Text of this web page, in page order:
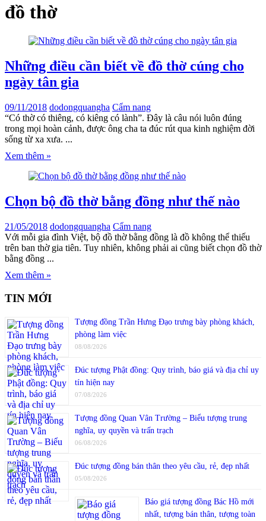
đồ thờ
Những điều cần biết về đồ thờ cúng cho
ngày tân gia
09/11/2018 dodongquangha Cẩm nang
“Có thờ có thiêng, có kiêng có lành”. Đây là câu nói luôn đúng
trong mọi hoàn cảnh, được ông cha ta đúc rút qua kinh nghiệm đời
sống từ xa xưa. ...
Xem thêm »
Chọn bộ đồ thờ bằng đồng như thế nào
21/05/2018 dodongquangha Cẩm nang
Với mỗi gia đình Việt, bộ đồ thờ bằng đồng là đồ không thể thiếu
trên ban thờ gia tiên. Tuy nhiên, không phải ai cũng biết chọn đồ thờ
bằng đồng ...
Xem thêm »
TIN MỚI
Tượng đồng Trần Hưng Đạo trưng bày phòng khách,
phòng làm việc
08/08/2026
Đúc tượng Phật đồng: Quy trình, báo giá và địa chỉ uy
tín hiện nay
07/08/2026
Tượng đồng Quan Vân Trường – Biểu tượng trung
nghĩa, uy quyền và trấn trạch
06/08/2026
Đúc tượng đồng bán thân theo yêu cầu, rẻ, đẹp nhất
05/08/2026
Báo giá tượng đồng Bác Hồ mới
nhất, tượng bán thân, tượng toàn